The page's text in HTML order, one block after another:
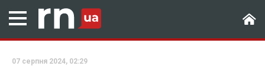
07 серпня 2024, 02:29